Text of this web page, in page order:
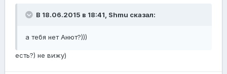
В 18.06.2015 в 18:41, Shmu сказал:
а тебя нет Анют?)))
есть?) не вижу)